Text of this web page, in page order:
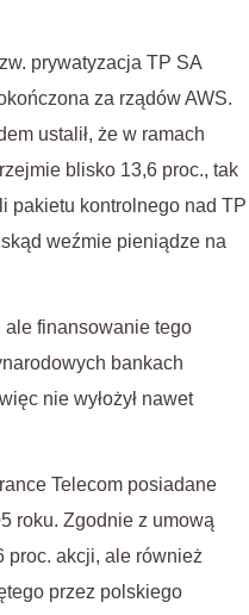
prywatyzacja TP SA
za rządów AWS.
ustalił, że w ramach
blisko 13,6 proc., tak
pakietu kontrolnego nad TP
weźmie pieniądze na
ale finansowanie tego
bankach
nie wyłożył nawet
Telecom posiadane
roku. Zgodnie z umową
proc. akcji, ale również
przez polskiego